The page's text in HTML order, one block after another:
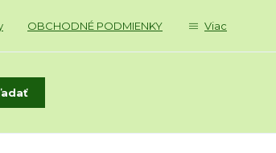
OBCHODNÉ PODMIENKY Viac